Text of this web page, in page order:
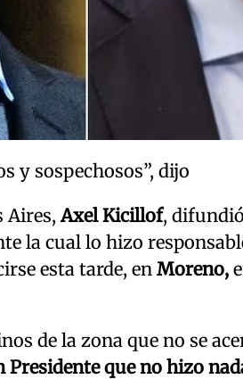
y sospechosos”, dijo
Aires,Axel Kicillof,
la cual lo hizo
esta tarde, en Moreno,
de la zona que no se
que no hizo